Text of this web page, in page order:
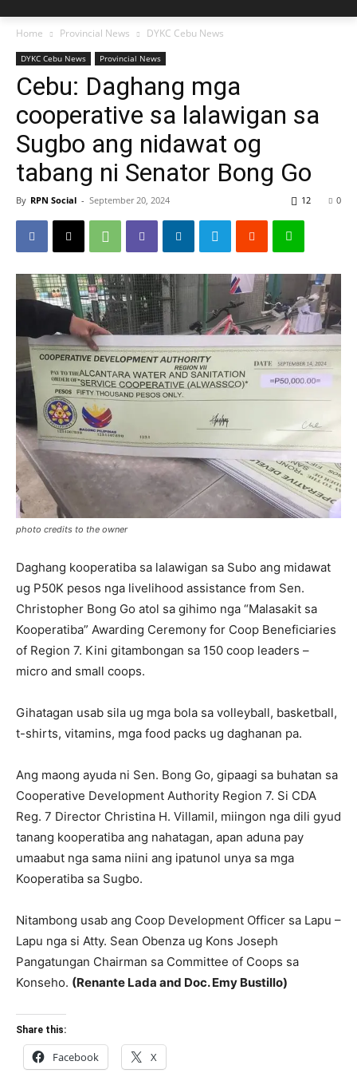
Home Provincial News DYKC Cebu News
DYKC Cebu News Provincial News
Cebu: Daghang mga
cooperative sa lalawigan sa
Sugbo ang nidawat og
tabang ni Senator Bong Go
By RPN Social - September 20, 2024 0
12
photo credits to the owner
Daghang kooperatiba sa lalawigan sa Subo ang midawat
ug P50K pesos nga livelihood assistance from Sen.
Christopher Bong Go atol sa gihimo nga “Malasakit sa
Kooperatiba” Awarding Ceremony for Coop Beneficiaries
of Region 7. Kini gitambongan sa 150 coop leaders –
micro and small coops.
Gihatagan usab sila ug mga bola sa volleyball, basketball,
t-shirts, vitamins, mga food packs ug daghanan pa.
Ang maong ayuda ni Sen. Bong Go, gipaagi sa buhatan sa
Cooperative Development Authority Region 7. Si CDA
Reg. 7 Director Christina H. Villamil, miingon nga dili gyud
tanang kooperatiba ang nahatagan, apan aduna pay
umaabut nga sama niini ang ipatunol unya sa mga
Kooperatiba sa Sugbo.
Nitambong usab ang Coop Development Officer sa Lapu –
Lapu nga si Atty. Sean Obenza ug Kons Joseph
Pangatungan Chairman sa Committee of Coops sa
Konseho. (Renante Lada and Doc. Emy Bustillo)
Share this:
Facebook X